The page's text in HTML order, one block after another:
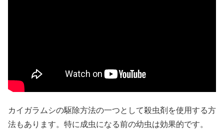
カイガラムシの駆除方法の一つとして殺虫剤を使用する方
法もあります。特に成虫になる前の幼虫は効果的です。